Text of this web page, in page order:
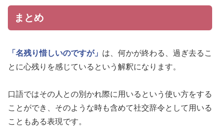
まとめ
「名残り惜しいのですが」 は、何かが終わる、過ぎ去るこ
とに心残りを感じているという解釈になります。
口語ではその人との別かれ際に用いるという使い方をする
ことができ、そのような時も含めて社交辞令として用いる
こともある表現です。